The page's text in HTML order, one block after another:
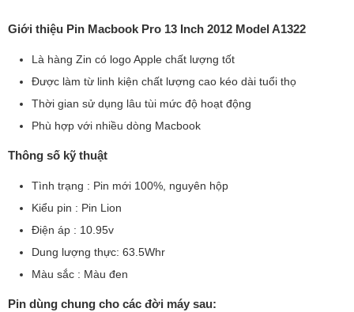
Giới thiệu Pin Macbook Pro 13 Inch 2012 Model A1322
Là hàng Zin có logo Apple chất lượng tốt
Được làm từ linh kiện chất lượng cao kéo dài tuổi thọ
Thời gian sử dụng lâu tùi mức độ hoạt động
Phù hợp với nhiều dòng Macbook
Thông số kỹ thuật
Tình trạng : Pin mới 100%, nguyên hộp
Kiểu pin : Pin Lion
Điện áp : 10.95v
Dung lượng thực: 63.5Whr
Màu sắc : Màu đen
Pin dùng chung cho các đời máy sau: